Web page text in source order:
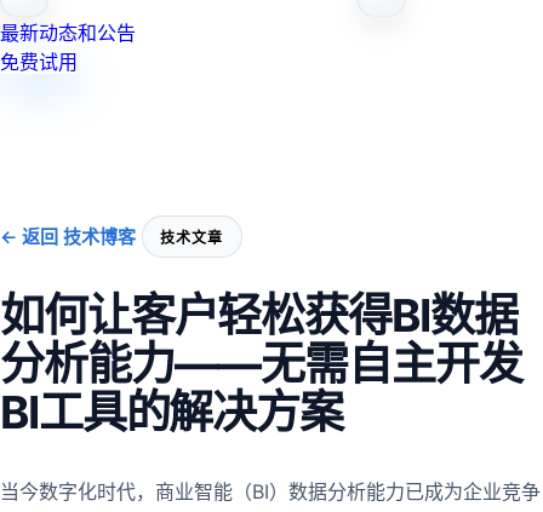
最新动态和公告
免费试用
← 返回 技术博客 技术文章
如何让客户轻松获得BI数据
分析能力——无需自主开发
BI工具的解决方案
当今数字化时代，商业智能（BI）数据分析能力已成为企业竞争